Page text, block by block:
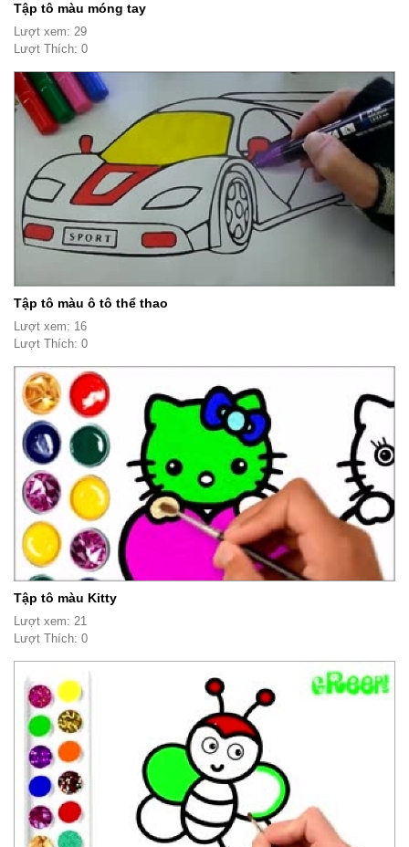
Tập tô màu móng tay
Lượt xem: 29
Lượt Thích: 0
Tập tô màu ô tô thể thao
Lượt xem: 16
Lượt Thích: 0
Tập tô màu Kitty
Lượt xem: 21
Lượt Thích: 0